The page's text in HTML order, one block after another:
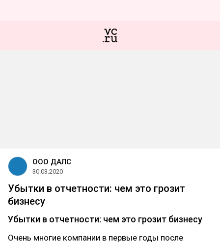
ООО ДАЛС
30.03.2020
Убытки в отчетности: чем это грозит
бизнесу
Убытки в отчетности: чем это грозит бизнесу
Очень многие компании в первые годы после